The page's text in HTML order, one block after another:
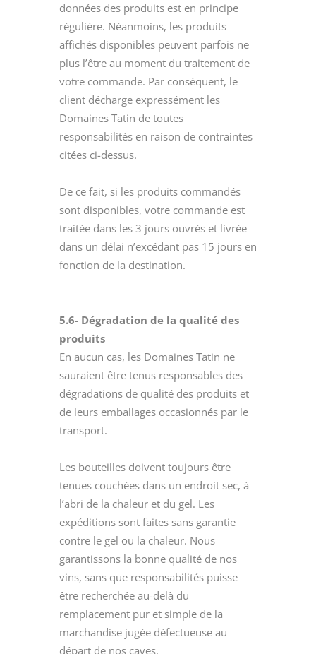
données des produits est en principe
régulière. Néanmoins, les produits
affichés disponibles peuvent parfois ne
plus l’être au moment du traitement de
votre commande. Par conséquent, le
client décharge expressément les
Domaines Tatin de toutes
responsabilités en raison de contraintes
citées ci-dessus.
De ce fait, si les produits commandés
sont disponibles, votre commande est
traitée dans les 3 jours ouvrés et livrée
dans un délai n’excédant pas 15 jours en
fonction de la destination.
5.6- Dégradation de la qualité des
produits
En aucun cas, les Domaines Tatin ne
sauraient être tenus responsables des
dégradations de qualité des produits et
de leurs emballages occasionnés par le
transport.
Les bouteilles doivent toujours être
tenues couchées dans un endroit sec, à
l’abri de la chaleur et du gel. Les
expéditions sont faites sans garantie
contre le gel ou la chaleur. Nous
garantissons la bonne qualité de nos
vins, sans que responsabilités puisse
être recherchée au-delà du
remplacement pur et simple de la
marchandise jugée défectueuse au
départ de nos caves.